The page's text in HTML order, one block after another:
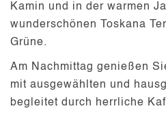
Kamin und in der warmen
wunderschönen Toskana
Grüne.
Am Nachmittag genießen
mit ausgewählten und
begleitet durch herrliche